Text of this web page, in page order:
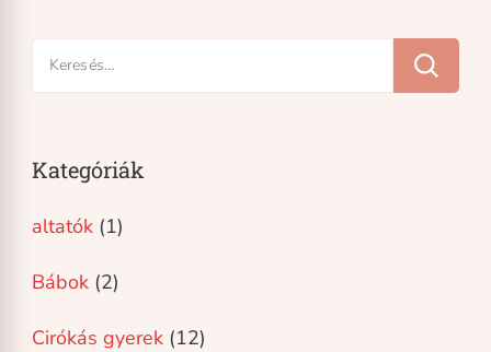
Keresés:
Kategóriák
altatók (1)
Bábok (2)
Cirókás gyerek (12)